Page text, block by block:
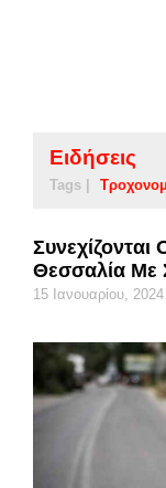
Ειδήσεις
Tags |
Συνεχίζονται
Θεσσαλία Με
15 Ιανουαρίου, 2024